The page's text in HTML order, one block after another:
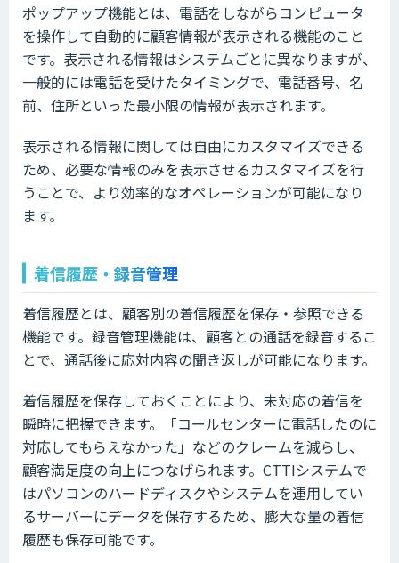
ポップアップ機能とは、電話をしながらコンピュータ
を操作して自動的に顧客情報が表示される機能のこと
です。表示される情報はシステムごとに異なりますが、
一般的には電話を受けたタイミングで、電話番号、名
前、住所といった最小限の情報が表示されます。
表示される情報に関しては自由にカスタマイズできる
ため、必要な情報のみを表示させるカスタマイズを行
うことで、より効率的なオペレーションが可能になり
ます。
着信履歴・録音管理
着信履歴とは、顧客別の着信履歴を保存・参照できる
機能です。録音管理機能は、顧客との通話を録音するこ
とで、通話後に応対内容の聞き返しが可能になります。
着信履歴を保存しておくことにより、未対応の着信を
瞬時に把握できます。「コールセンターに電話したのに
対応してもらえなかった」などのクレームを減らし、
顧客満足度の向上につなげられます。CTTIシステムで
はパソコンのハードディスクやシステムを運用してい
るサーバーにデータを保存するため、膨大な量の着信
履歴も保存可能です。